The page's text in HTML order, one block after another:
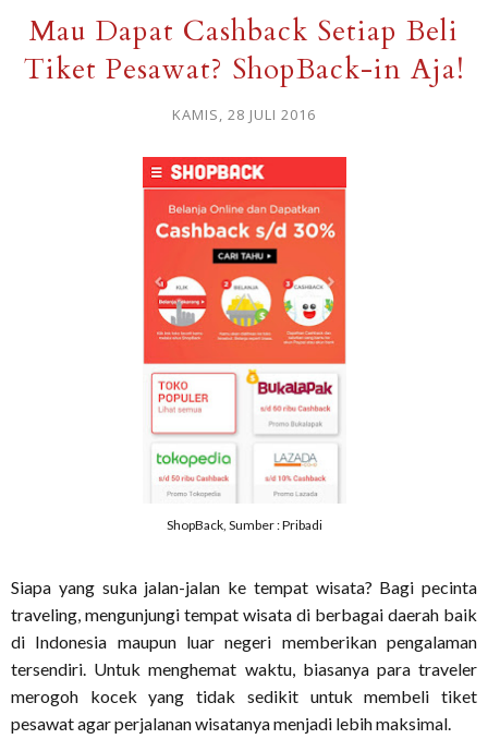
Mau Dapat Cashback Setiap Beli
Tiket Pesawat? ShopBack-in Aja!
KAMIS, 28 JULI 2016
ShopBack, Sumber : Pribadi
Siapa yang suka jalan-jalan ke tempat wisata? Bagi pecinta
traveling, mengunjungi tempat wisata di berbagai daerah baik
di Indonesia maupun luar negeri memberikan pengalaman
tersendiri. Untuk menghemat waktu, biasanya para traveler
merogoh kocek yang tidak sedikit untuk membeli tiket
pesawat agar perjalanan wisatanya menjadi lebih maksimal.